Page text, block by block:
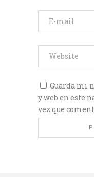
Guarda mi
y web en este
vez que